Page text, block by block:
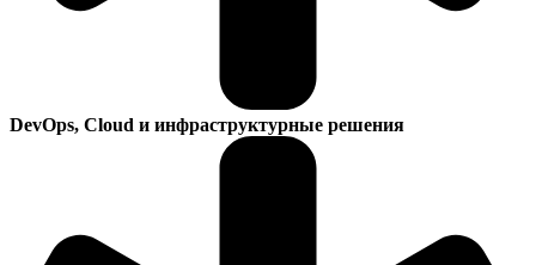
DevOps, Cloud и инфраструктурные решения